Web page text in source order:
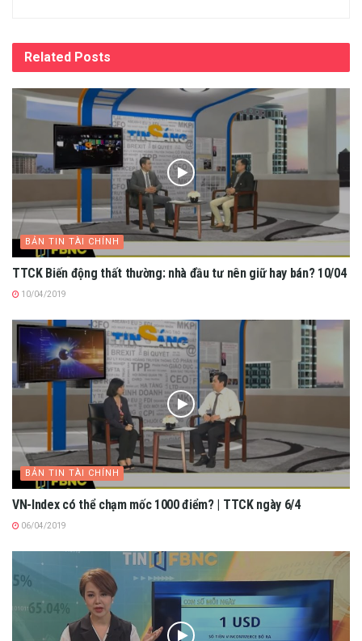
Related Posts
BẢN TIN TÀI CHÍNH
TTCK Biến động thất thường: nhà đầu tư nên giữ hay bán? 10/04
10/04/2019
BẢN TIN TÀI CHÍNH
VN-Index có thể chạm mốc 1000 điểm? | TTCK ngày 6/4
06/04/2019